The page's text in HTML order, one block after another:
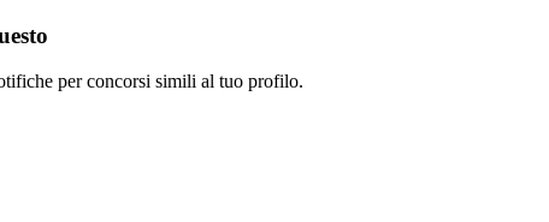
per concorsi simili al tuo profilo.